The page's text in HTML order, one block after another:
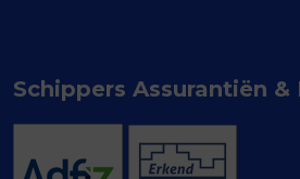
Schippers Assurantiën